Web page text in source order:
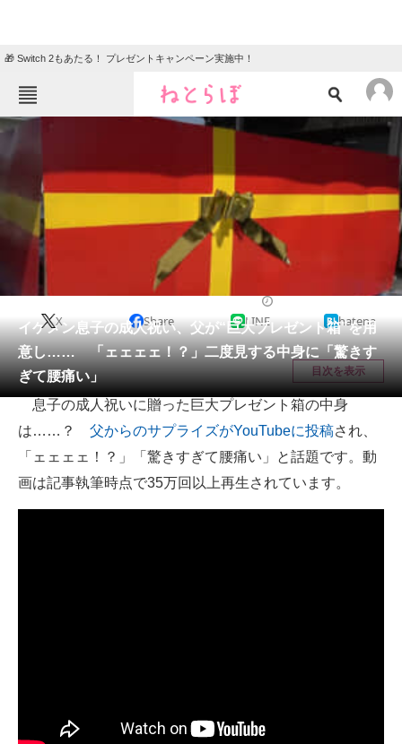
🎁 Switch 2もあたる！ プレゼントキャンペーン実施中！
ねとらぼメニュー
エンタメ
グルメ 地域
住まい 教育・育児
リサーチ
会員記事
メディア
注目記事を集めた総合ページ
ITの今と未来を見通す
スマホと通信の最新トレンド
イケメン息子の成人祝い、父が“巨大プレゼント箱”を用
意し…… 「ェェェェ！？」二度見する中身に「驚きす
ぎて腰痛い」
X Share LINE hatena
目次を表示
息子の成人祝いに贈った巨大プレゼント箱の中身
は……？ 父からのサプライズがYouTubeに投稿され、
「ェェェェ！？」「驚きすぎて腰痛い」と話題です。動
画は記事執筆時点で35万回以上再生されています。